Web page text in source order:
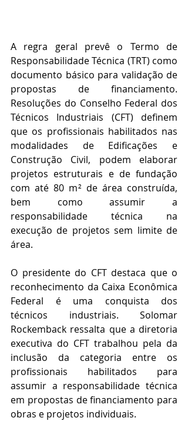
A regra geral prevê o Termo de
Responsabilidade Técnica (TRT) como
documento básico para validação de
propostas de financiamento.
Resoluções do Conselho Federal dos
Técnicos Industriais (CFT) definem
que os profissionais habilitados nas
modalidades de Edificações e
Construção Civil, podem elaborar
projetos estruturais e de fundação
com até 80 m² de área construída,
bem como assumir a
responsabilidade técnica na
execução de projetos sem limite de
área.
O presidente do CFT destaca que o
reconhecimento da Caixa Econômica
Federal é uma conquista dos
técnicos industriais. Solomar
Rockemback ressalta que a diretoria
executiva do CFT trabalhou pela da
inclusão da categoria entre os
profissionais habilitados para
assumir a responsabilidade técnica
em propostas de financiamento para
obras e projetos individuais.